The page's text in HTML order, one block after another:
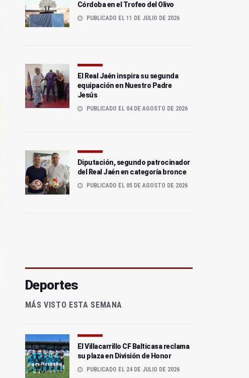
Córdoba en el Trofeo del Olivo
PUBLICADO EL 11 DE JULIO DE 2026
El Real Jaén inspira su segunda
equipación en Nuestro Padre
Jesús
PUBLICADO EL 04 DE AGOSTO DE 2026
Diputación, segundo patrocinador
del Real Jaén en categoría bronce
PUBLICADO EL 05 DE AGOSTO DE 2026
Deportes
MÁS VISTO ESTA SEMANA
El Villacarrillo CF Balticasa reclama
su plaza en División de Honor
PUBLICADO EL 24 DE JULIO DE 2026